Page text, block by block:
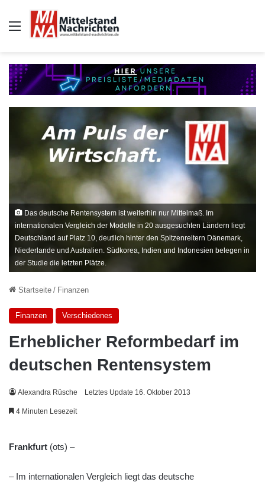
Auswahl
Das deutsche Rentensystem ist weiterhin nur Mittelmaß. Im
internationalen Vergleich der Modelle in 20 ausgesuchten Ländern liegt
Deutschland auf Platz 10, deutlich hinter den Spitzenreitern Dänemark,
Niederlande und Australien. Südkorea, Indien und Indonesien belegen in
der Studie die letzten Plätze.
Startseite / Finanzen
Finanzen Verschiedenes
Erheblicher Reformbedarf im
deutschen Rentensystem
Alexandra Rüsche Letztes Update 16. Oktober 2013
4 Minuten Lesezeit
Frankfurt (ots) –
– Im internationalen Vergleich liegt das deutsche